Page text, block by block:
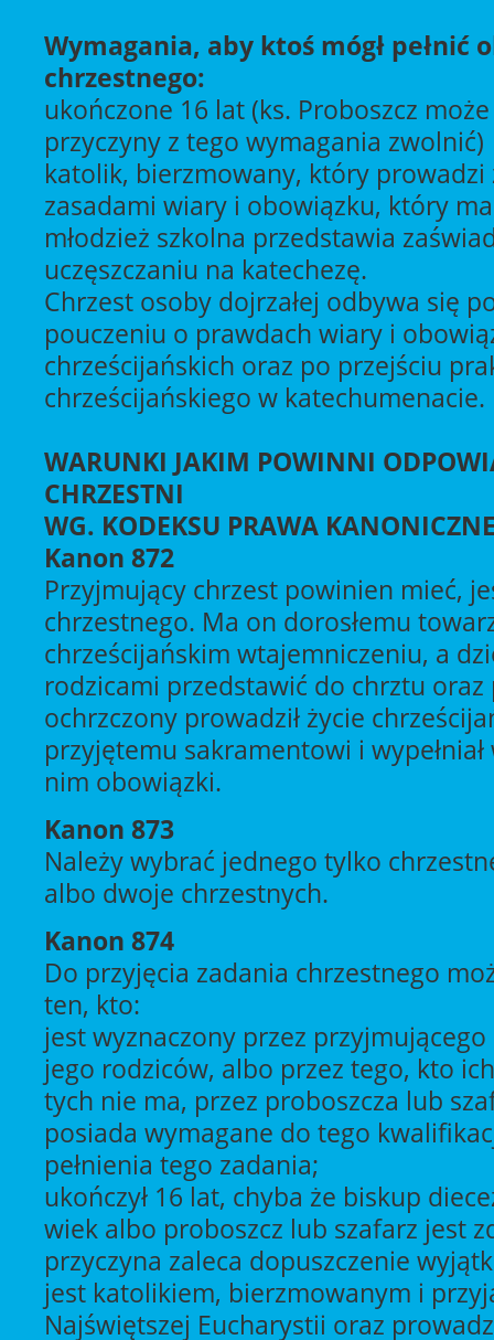
Wymagania, aby ktoś mógł pełnić
chrzestnego:
ukończone 16 lat (ks. Proboszcz
przyczyny z tego wymagania zwolnić)
katolik, bierzmowany, który prowadzi
zasadami wiary i obowiązku, który
młodzież szkolna przedstawia
uczęszczaniu na katechezę.
Chrzest osoby dojrzałej odbywa się
pouczeniu o prawdach wiary i
chrześcijańskich oraz po przejściu
chrześcijańskiego w katechumenacie.
WARUNKI JAKIM POWINNI
CHRZESTNI
WG. KODEKSU PRAWA
Kanon 872
Przyjmujący chrzest powinien mieć,
chrzestnego. Ma on dorosłemu
chrześcijańskim wtajemniczeniu, a
rodzicami przedstawić do chrztu oraz
ochrzczony prowadził życie
przyjętemu sakramentowi i wypełniał
nim obowiązki.
Kanon 873
Należy wybrać jednego tylko
albo dwoje chrzestnych.
Kanon 874
Do przyjęcia zadania chrzestnego
ten, kto:
jest wyznaczony przez
jego rodziców, albo przez tego, kto
tych nie ma, przez proboszcza lub
posiada wymagane do tego
pełnienia tego zadania;
ukończył 16 lat, chyba że biskup
wiek albo proboszcz lub szafarz jest
przyczyna zaleca dopuszczenie
jest katolikiem, bierzmowanym i
Najświętszej Eucharystii oraz